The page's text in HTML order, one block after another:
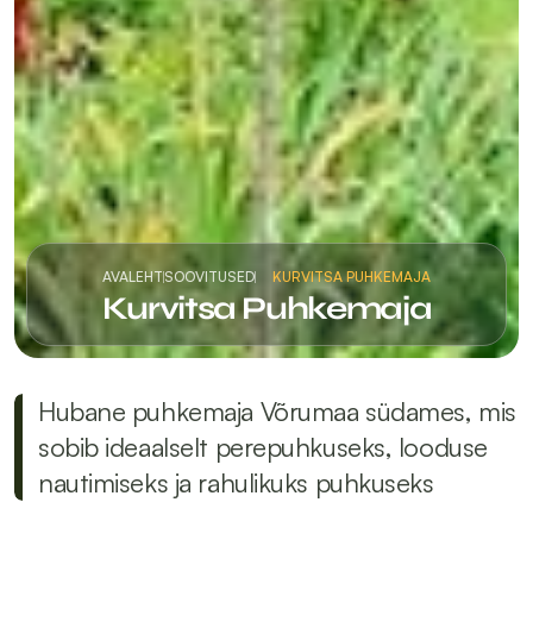
AVALEHT SOOVITUSED KURVITSA PUHKEMAJA
Kurvitsa Puhkemaja
Hubane puhkemaja Võrumaa südames, mis
sobib ideaalselt perepuhkuseks, looduse
nautimiseks ja rahulikuks puhkuseks